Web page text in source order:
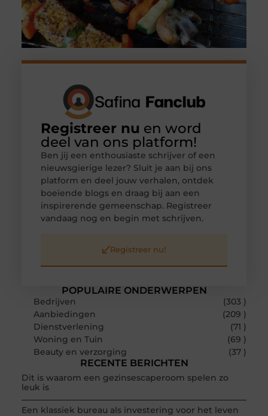
POPULAIRE ONDERWERPEN
Bedrijven
(303 )
Aanbiedingen
(209 )
Dienstverlening
(71 )
Woning en Tuin
(69 )
Beauty en verzorging
(37 )
RECENTE BERICHTEN
Dit is waarom een gezinsescaperoom spelen zo
leuk is
Een klassiek bureau als investering voor het leven
Registreer nu en word
deel van ons platform!
Ben jij een enthousiaste schrijver of een
nieuwsgierige lezer? Sluit je aan bij ons
platform en deel jouw verhalen, ontdek
boeiende blogs en draag bij aan een
inspirerende gemeenschap. Registreer
vandaag nog en begin met schrijven.
Registreer nu!